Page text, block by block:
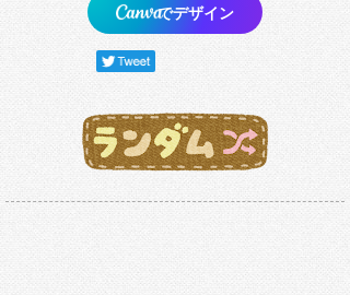
でデザイン